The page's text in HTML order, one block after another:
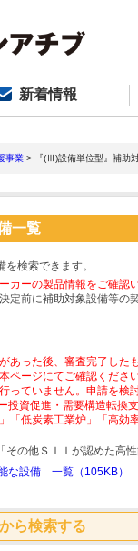
新着情報
事業 > 『(Ⅲ)設備単位型』補助
一覧
検索できます。
カーの製品情報をご確認
定前に補助対象設備等の
あった後、審査完了した
ページにてご確認くださ
っていません。申請を検
投資促進・需要構造転換
「低炭素工業炉」「高
の他ＳＩＩが認めた高
な設備 一覧（105KB）
ら検索する